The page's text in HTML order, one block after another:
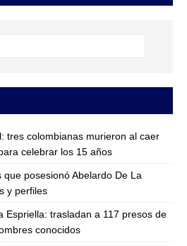
tres colombianas murieron al caer
celebrar los 15 años
posesionó Abelardo De La
y perfiles
Espriella: trasladan a 117 presos de
conocidos